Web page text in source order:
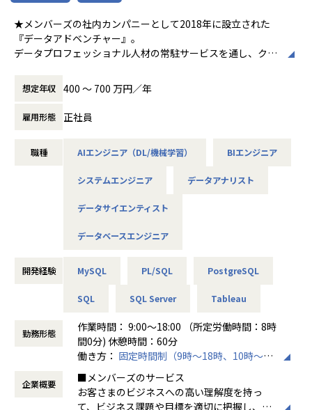
ソーシャルイノベーションベンチャーを対象
に、お客さまのプロダクトをグロース支援
それぞれの課題に応じてマッチングした専門
推進。
創出支援を行う
■メンバーズグループが保有する専門領域
メンバーズグループではデジタルビジネス運
用で育んだ専門領域スキルをカンパニーごと
に保有しています。
徹底的な顧客体験にもとづく戦略を策定。ユ
装、ユーザー評価まで一貫性を持った一連の
・Webサイト／アプリ開発
AI技術とUXデザインからユーザーに新しい体
験価値としてのWebサイトやスマートフォン
アプリの開発を提供
★メンバーズの社内カンパニーとして2018年に設立された
『データアドベンチャー』。
データプロフェッショナル人材の常駐サービスを通し、クラ
新たな課題や経営に向けての示唆を提供し、ビジネス成長や
改革を促す事業を展開しています。
データ活用の重要性は、インターネットやデジタルマーケテ
ィング領域に留まらず、飲食や小売りなどレガシーな業界に
当カンパニーの在籍者の多数は、データサイエンティスト、
ャリスト集団で構成されています。
る重要な存在であり、大企業を中心に増加しつづける需要に
https://www.dataadventure.co.jp/
＝＝ 企業の唯一無二のパートナーとして ＝＝
値の生み出し方は様々。
複数の手法を組み合わせた解析や、多角的な視点での提案な
どを行い、DXプロデューサーとして技術とデータを組み合わ
せ、企業の課題解決をサポートします。
長くクライアント企業に携わり、企業のDX化・ビジネスの新
展開を担う一員として活躍しましょう。
想定年収 400 〜 700 万円／年
雇用形態 正社員
職種 AIエンジニア（DL/機械学習） BIエンジニア
システムエンジニア データアナリスト
データサイエンティスト
データベースエンジニア
開発経験 MySQL PL/SQL PostgreSQL
SQL SQL Server Tableau
勤務形態
作業時間： 9:00～18:00 （所定労働時間：8時
間0分) 休憩時間：60分
働き方： 固定時間制（9時～18時、10時～19
時など）
時間外労働の有無： 有（月平均15時間）
休憩時間： 60分
企業概要
■メンバーズのサービス
お客さまのビジネスへの高い理解度を持っ
て、ビジネス課題や目標を適切に把握し、